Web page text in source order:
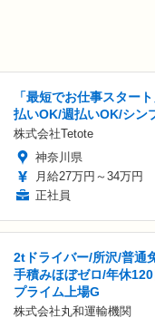
「最短でお仕事スター
払いOK/週払いOK/シン
株式会社Tetote
神奈川県
月給27万円～34万円
正社員
2tドライバー/所沢/普通
手積みほぼゼロ/年休
プライム上場G
株式会社丸和運輸機関